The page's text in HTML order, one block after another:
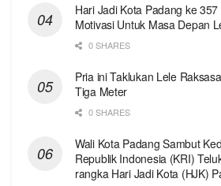
Hari Jadi Kota Padang ke
Motivasi Untuk Masa Depan
0 SHARES
Pria ini Taklukan Lele
Tiga Meter
0 SHARES
Wali Kota Padang Sambut
Republik Indonesia (KRI)
rangka Hari Jadi Kota (HJK)